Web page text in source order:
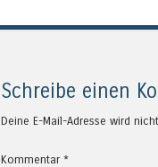
Schreibe einen
Deine E-Mail-Adresse wird
Kommentar *